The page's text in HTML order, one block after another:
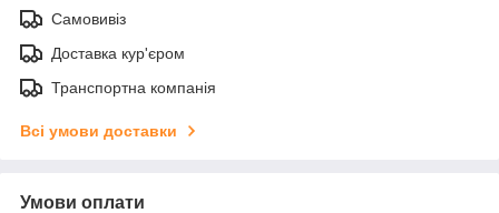
Самовивіз
Доставка кур'єром
Транспортна компанія
Всі умови доставки
Умови оплати